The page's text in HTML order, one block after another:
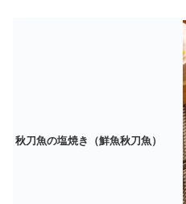
秋刀魚の塩焼き（鮮魚秋刀魚）